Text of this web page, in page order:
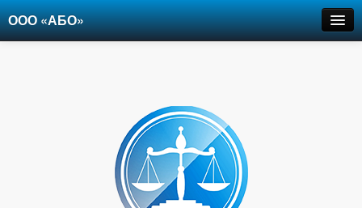
ООО «АБО»